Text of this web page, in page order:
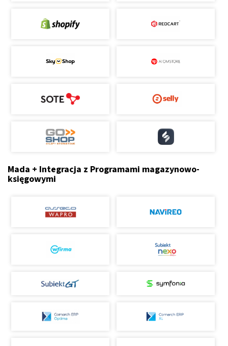
Mada + Integracja z Programami magazynowo-
księgowymi